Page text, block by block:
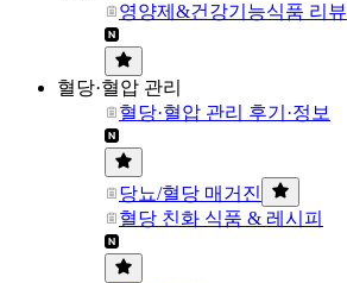
영양제&건강기능식품 리뷰
혈당·혈압 관리
혈당·혈압 관리 후기·정보
당뇨/혈당 매거진
혈당 친화 식품 & 레시피